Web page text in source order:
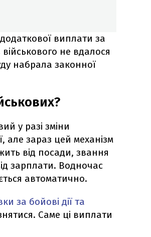
виплати за
не вдалося
набрала законної
у разі зміни
але зараз цей механізм
від посади, звання
зарплати. Водночас
автоматично.
за бойові дії та
Саме ці виплати